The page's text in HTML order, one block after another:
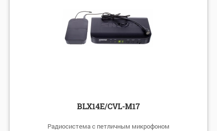
по цене: убыванию
по цене: возрастанию
BLX14E/CVL-M17
Радиосистема с петличным микрофоном